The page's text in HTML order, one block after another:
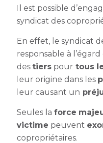
Il est possible
syndicat des
En effet, le syndicat
responsable à l’égard
des tierspour tous
leur origine dans les
leur causant un
Seules la force
victime peuvent
copropriétaires.